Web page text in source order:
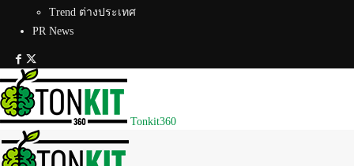
Trend ต่างประเทศ
PR News
Tonkit360